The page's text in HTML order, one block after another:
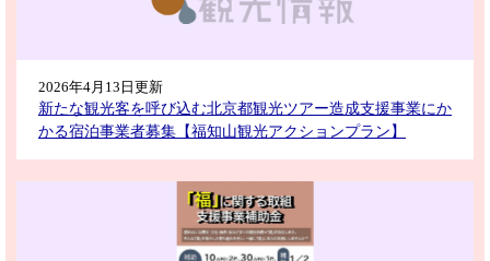
2026年4月13日更新
新たな観光客を呼び込む北京都観光ツアー造成支援事業にか
かる宿泊事業者募集【福知山観光アクションプラン】